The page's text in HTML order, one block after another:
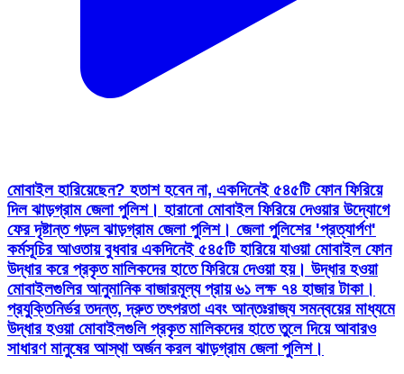
মোবাইল হারিয়েছেন? হতাশ হবেন না, একদিনেই ৫৪৫টি ফোন ফিরিয়ে
দিল ঝাড়গ্রাম জেলা পুলিশ। হারানো মোবাইল ফিরিয়ে দেওয়ার উদ্যোগে
ফের দৃষ্টান্ত গড়ল ঝাড়গ্রাম জেলা পুলিশ। জেলা পুলিশের 'প্রত্যার্পণ'
কর্মসূচির আওতায় বুধবার একদিনেই ৫৪৫টি হারিয়ে যাওয়া মোবাইল ফোন
উদ্ধার করে প্রকৃত মালিকদের হাতে ফিরিয়ে দেওয়া হয়। উদ্ধার হওয়া
মোবাইলগুলির আনুমানিক বাজারমূল্য প্রায় ৬১ লক্ষ ৭৪ হাজার টাকা।
প্রযুক্তিনির্ভর তদন্ত, দ্রুত তৎপরতা এবং আন্তঃরাজ্য সমন্বয়ের মাধ্যমে
উদ্ধার হওয়া মোবাইলগুলি প্রকৃত মালিকদের হাতে তুলে দিয়ে আবারও
সাধারণ মানুষের আস্থা অর্জন করল ঝাড়গ্রাম জেলা পুলিশ।